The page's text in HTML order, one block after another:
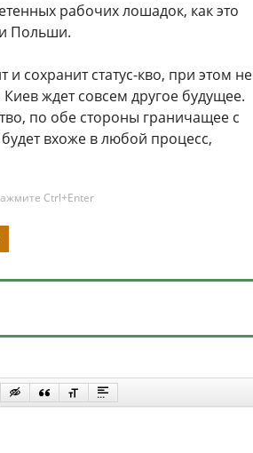
рабочих лошадок, как это
Польши.
сохранит статус-кво, при этом не
ждет совсем другое будущее.
по обе стороны граничащее с
вхоже в любой процесс,
Ctrl+Enter